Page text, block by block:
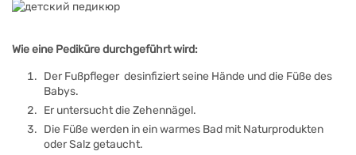
Wie eine Pediküre durchgeführt wird:
Der Fußpfleger desinfiziert seine Hände und die Füße des
Babys.
Er untersucht die Zehennägel.
Die Füße werden in ein warmes Bad mit Naturprodukten
oder Salz getaucht.